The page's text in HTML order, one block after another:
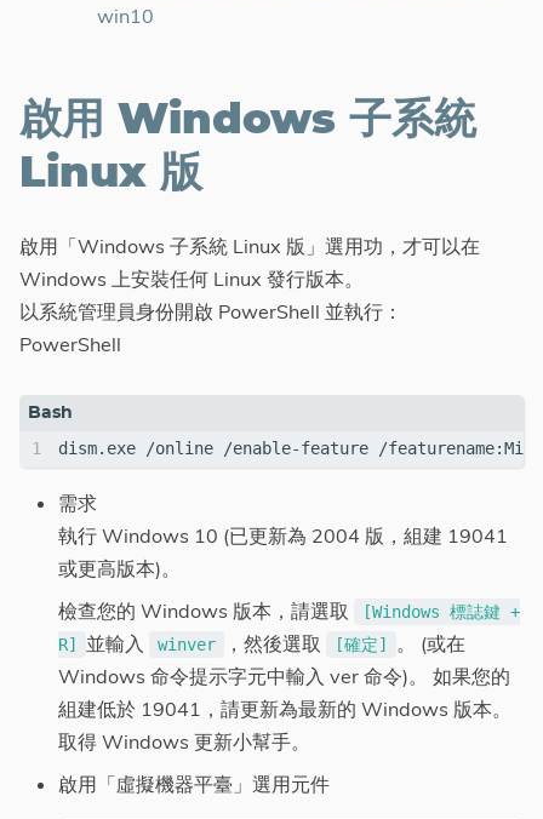
win10
啟用 Windows 子系統
Linux 版
啟用「Windows 子系統 Linux 版」選用功，才可以在
Windows 上安裝任何 Linux 發行版本。
以系統管理員身份開啟 PowerShell 並執行：
PowerShell
需求
執行 Windows 10 (已更新為 2004 版，組建 19041
或更高版本)。
檢查您的 Windows 版本，請選取
[Windows 標誌鍵 +
R]
並輸入 winver ，然後選取 [確定]
。 (或在
Windows 命令提示字元中輸入 ver 命令)。 如果您的
組建低於 19041，請更新為最新的 Windows 版本。
取得 Windows 更新小幫手。
啟用「虛擬機器平臺」選用元件